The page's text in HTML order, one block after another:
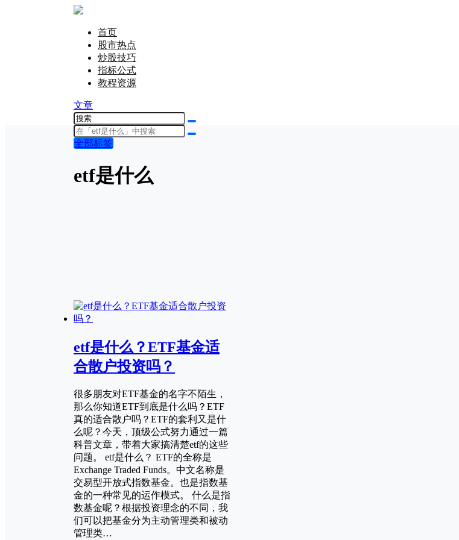
首页
股市热点
炒股技巧
指标公式
教程资源
文章
全部标签
etf是什么
etf是什么？ETF基金适
合散户投资吗？
很多朋友对ETF基金的名字不陌生，
那么你知道ETF到底是什么吗？ETF
真的适合散户吗？ETF的套利又是什
么呢？今天，顶级公式努力通过一篇
科普文章，带着大家搞清楚etf的这些
问题。 etf是什么？ ETF的全称是
Exchange Traded Funds。中文名称是
交易型开放式指数基金。也是指数基
金的一种常见的运作模式。 什么是指
数基金呢？根据投资理念的不同，我
们可以把基金分为主动管理类和被动
管理类…